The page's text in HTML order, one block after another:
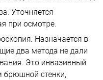
Уточняется
при осмотре.
Назначается в
два метода не дали
Это инвазивный
брюшной стенки,